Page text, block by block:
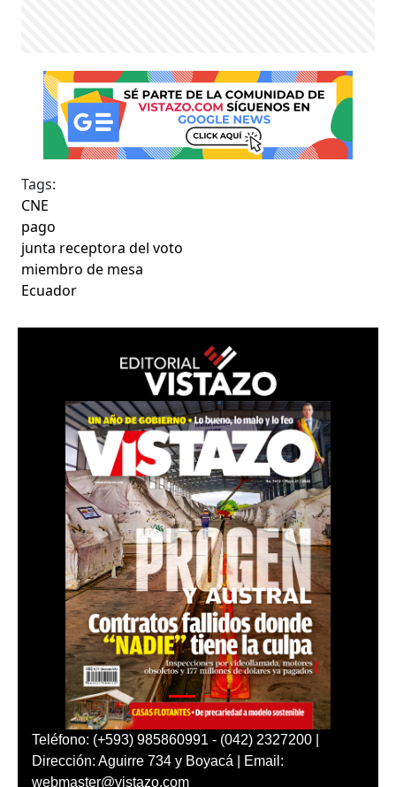
Tags:
CNE
pago
junta receptora del voto
miembro de mesa
Ecuador
Teléfono: (+593) 985860991 - (042) 2327200 |
Dirección: Aguirre 734 y Boyacá | Email:
webmaster@vistazo.com